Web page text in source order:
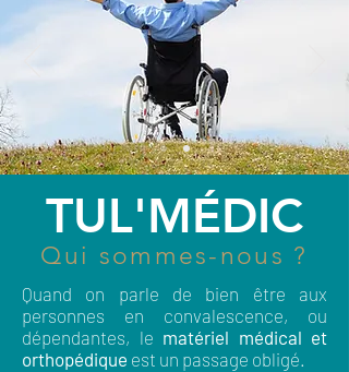
TUL'MÉDIC
Qui sommes-nous ?
Quand on parle de bien être aux
personnes en convalescence, ou
dépendantes, le matériel médical et
orthopédique est un passage obligé.